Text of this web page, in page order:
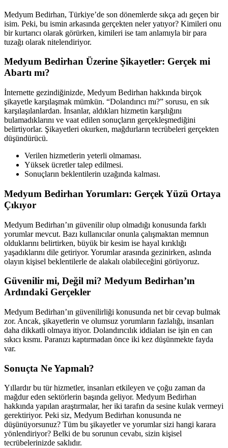
Medyum Bedirhan, Türkiye’de son dönemlerde sıkça adı geçen bir
isim. Peki, bu ismin arkasında gerçekten neler yatıyor? Kimileri onu
bir kurtarıcı olarak görürken, kimileri ise tam anlamıyla bir para
tuzağı olarak nitelendiriyor.
Medyum Bedirhan Üzerine Şikayetler: Gerçek mi
Abartı mı?
İnternette gezindiğinizde, Medyum Bedirhan hakkında birçok
şikayetle karşılaşmak mümkün. “Dolandırıcı mı?” sorusu, en sık
karşılaşılanlardan. İnsanlar, aldıkları hizmetin karşılığını
bulamadıklarını ve vaat edilen sonuçların gerçekleşmediğini
belirtiyorlar. Şikayetleri okurken, mağdurların tecrübeleri gerçekten
düşündürücü.
Verilen hizmetlerin yeterli olmaması.
Yüksek ücretler talep edilmesi.
Sonuçların beklentilerin uzağında kalması.
Medyum Bedirhan Yorumları: Gerçek Yüzü Ortaya
Çıkıyor
Medyum Bedirhan’ın güvenilir olup olmadığı konusunda farklı
yorumlar mevcut. Bazı kullanıcılar onunla çalışmaktan memnun
olduklarını belirtirken, büyük bir kesim ise hayal kırıklığı
yaşadıklarını dile getiriyor. Yorumlar arasında gezinirken, aslında
olayın kişisel beklentilerle de alakalı olabileceğini görüyoruz.
Güvenilir mi, Değil mi? Medyum Bedirhan’ın
Ardındaki Gerçekler
Medyum Bedirhan’ın güvenilirliği konusunda net bir cevap bulmak
zor. Ancak, şikayetlerin ve olumsuz yorumların fazlalığı, insanları
daha dikkatli olmaya itiyor. Dolandırıcılık iddiaları ise işin en can
sıkıcı kısmı. Paranızı kaptırmadan önce iki kez düşünmekte fayda
var.
Sonuçta Ne Yapmalı?
Yıllardır bu tür hizmetler, insanları etkileyen ve çoğu zaman da
mağdur eden sektörlerin başında geliyor. Medyum Bedirhan
hakkında yapılan araştırmalar, her iki tarafın da sesine kulak vermeyi
gerektiriyor. Peki siz, Medyum Bedirhan konusunda ne
düşünüyorsunuz? Tüm bu şikayetler ve yorumlar sizi hangi karara
yönlendiriyor? Belki de bu sorunun cevabı, sizin kişisel
tecrübelerinizde saklıdır.